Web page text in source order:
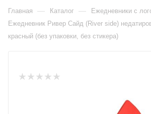
Главная — Каталог — Ежедневники c
Ежедневник Ривер Сайд (River side)
красный (без упаковки, без стикера)